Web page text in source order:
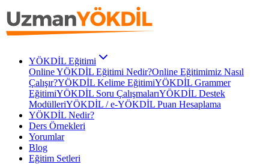
YÖKDİL Eğitimi
Online YÖKDİL Eğitimi Nedir?Online Eğitimimiz Nasıl
Çalışır?YÖKDİL Kelime EğitimiYÖKDİL Grammer
EğitimiYÖKDİL Soru ÇalışmalarıYÖKDİL Destek
ModülleriYÖKDİL / e-YÖKDİL Puan Hesaplama
YÖKDİL Nedir?
Ders Örnekleri
Yorumlar
Blog
Eğitim Setleri